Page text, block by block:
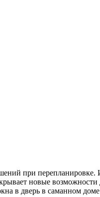
при
новые
в дверь в саманном